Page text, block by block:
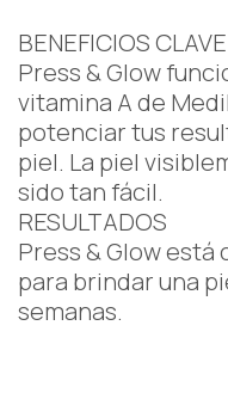
BENEFICIOS CLAVE
Press & Glow
vitamina A de
potenciar tus
piel. La piel
sido tan fácil.
RESULTADOS
Press & Glow
para brindar una
semanas.